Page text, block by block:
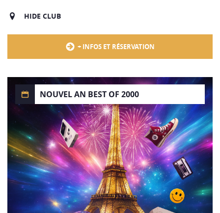
HIDE CLUB
+ INFOS ET RÉSERVATION
NOUVEL AN BEST OF 2000